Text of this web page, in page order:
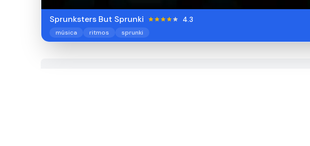
Sprunksters But Sprunki 4.3
música ritmos sprunki